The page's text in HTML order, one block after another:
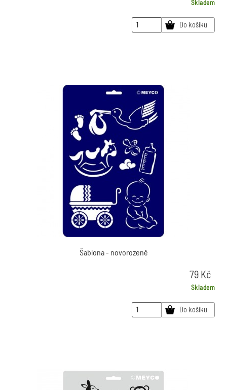
Skladem
Do košíku
Šablona - novorozeně
79Kč
Skladem
Do košíku